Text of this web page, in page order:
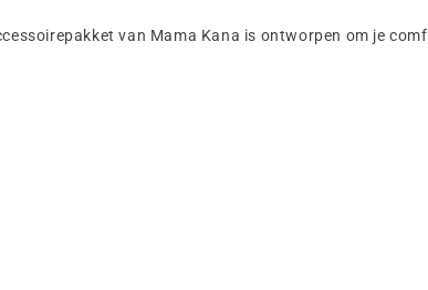
van Mama Kana is ontworpen om je